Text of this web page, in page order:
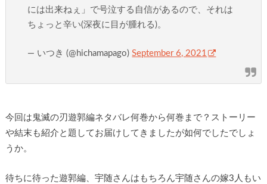
には出来ねぇ」で号泣する自信があるので、それは
ちょっと辛い(深夜に目が腫れる)。
— いつき (@hichamapago)September 6, 2021
今回は鬼滅の刃遊郭編ネタバレ何巻から何巻まで？ストーリー
や結末も紹介と題してお届けしてきましたが如何でしたでしょ
うか。
待ちに待った遊郭編、宇随さんはもちろん宇随さんの嫁3人もい